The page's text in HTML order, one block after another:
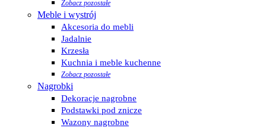
Zobacz pozostałe
Meble i wystrój
Akcesoria do mebli
Jadalnie
Krzesła
Kuchnia i meble kuchenne
Zobacz pozostałe
Nagrobki
Dekoracje nagrobne
Podstawki pod znicze
Wazony nagrobne